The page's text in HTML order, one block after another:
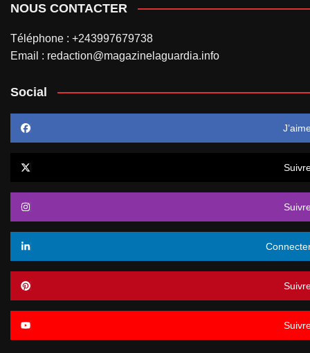
NOUS CONTACTER
Téléphone : +243997679738
Email : redaction@magazinelaguardia.info
Social